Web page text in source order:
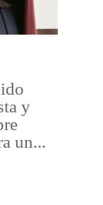
y
un...